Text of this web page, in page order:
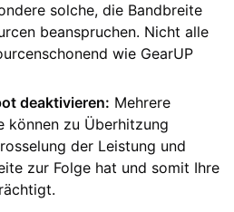
solche, die Bandbreite
beanspruchen. Nicht alle
wie GearUP
deaktivieren: Mehrere
können zu Überhitzung
der Leistung und
zur Folge hat und somit Ihre